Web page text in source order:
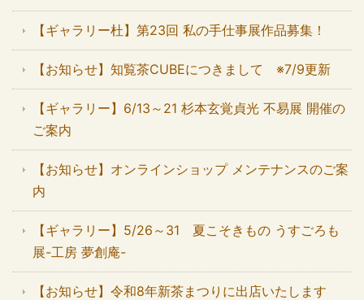
【ギャラリー杜】第23回 私の手仕事展作品募集！
【お知らせ】知覧茶CUBEにつきまして ※7/9更新
【ギャラリー】6/13～21 杉本玄覚貞光 不易展 開催の
ご案内
【お知らせ】オンラインショップ メンテナンスのご案
内
【ギャラリー】5/26～31 夏こそきもの うすごろも
展-工房 夢創庵-
【お知らせ】令和8年新茶まつりに出店いたします